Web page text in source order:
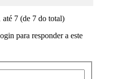
7 (de 7 do total)
para responder a este